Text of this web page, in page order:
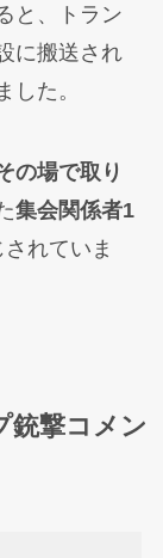
と、トラン
に搬送され
した。
の場で取り
集会関係者1
れていま
銃撃コメン